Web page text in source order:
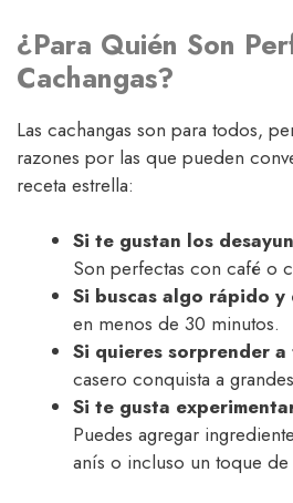
¿Para Quién Son
Cachangas?
Las cachangas son para todos,
razones por las que pueden
receta estrella:
Si te gustan los
Son perfectas con café o
Si buscas algo rápido y
en menos de 30 minutos.
Si quieres sorprender
casero conquista a
Si te gusta
Puedes agregar
anís o incluso un toque de